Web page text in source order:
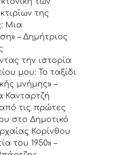
της
Μια
– Δημήτριος
την ιστορία
μου: Το ταξίδι
μνήμης» –
Κανταρτζή
τις πρώτες
στο Δημοτικό
Κορίνθου
του 1950» –